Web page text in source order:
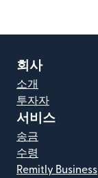
회사
소개
투자자
서비스
송금
수령
Remitly Business